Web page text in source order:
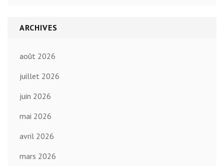
ARCHIVES
août 2026
juillet 2026
juin 2026
mai 2026
avril 2026
mars 2026